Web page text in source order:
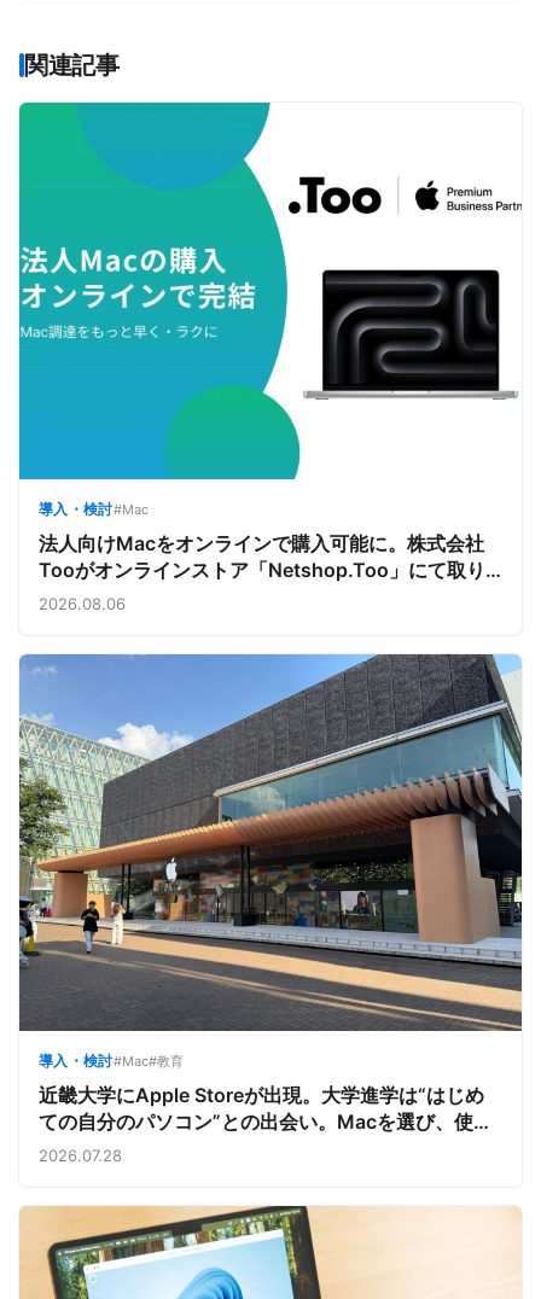
関連記事
導入・検討#Mac
法人向けMacをオンラインで購入可能に。株式会社
Tooがオンラインストア「Netshop.Too」にて取り
扱いをスタート。デバイス調達の手間を減らし、スピ
2026.08.06
導入・検討#Mac#教育
近畿大学にApple Storeが出現。大学進学は“はじめ
ての自分のパソコン”との出会い。Macを選び、使う
魅力と楽しさを、夏のオープンキャンパスでアピール
2026.07.28